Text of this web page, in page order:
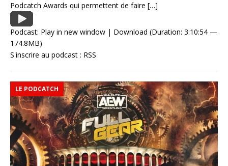
Podcatch Awards qui permettent de faire […]
Podcast: Play in new window | Download (Duration: 3:10:54 —
174.8MB)
S'inscrire au podcast : RSS
LE PODCATCH